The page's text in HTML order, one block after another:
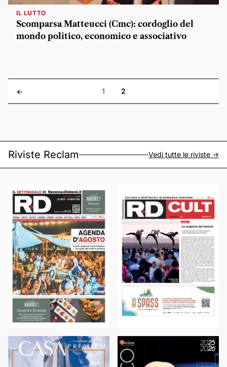
IL LUTTO
Scomparsa Matteucci (Cmc): cordoglio del
mondo politico, economico e associativo
<- 1 2
Riviste Reclam Vedi tutte le riviste ->